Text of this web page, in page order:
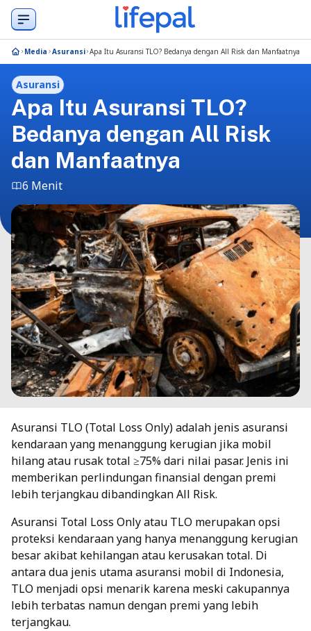
Media Asuransi Apa Itu Asuransi TLO? Bedanya dengan All Risk dan Manfaatnya
Asuransi
Apa Itu Asuransi TLO?
Bedanya dengan All Risk
dan Manfaatnya
6 Menit
Asuransi TLO (Total Loss Only) adalah jenis asuransi
kendaraan yang menanggung kerugian jika mobil
hilang atau rusak total ≥75% dari nilai pasar. Jenis ini
memberikan perlindungan finansial dengan premi
lebih terjangkau dibandingkan All Risk.
Asuransi Total Loss Only atau TLO merupakan opsi
proteksi kendaraan yang hanya menanggung kerugian
besar akibat kehilangan atau kerusakan total. Di
antara dua jenis utama asuransi mobil di Indonesia,
TLO menjadi opsi menarik karena meski cakupannya
lebih terbatas namun dengan premi yang lebih
terjangkau.